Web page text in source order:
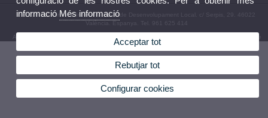
© 2026 UV. - Institut Interuniversitari de Desenvolupament Local. c/ Serpis, 29. 46022
València. Espanya. Tel. 961 625 414
Avís legal Política privacitat Bústia de contacte
informació Més informació
Acceptar tot
Rebutjar tot
Configurar cookies